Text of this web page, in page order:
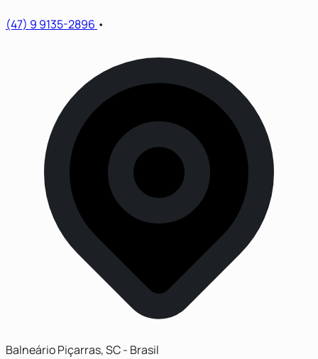
(47) 9 9135-2896 •
Balneário Piçarras, SC - Brasil